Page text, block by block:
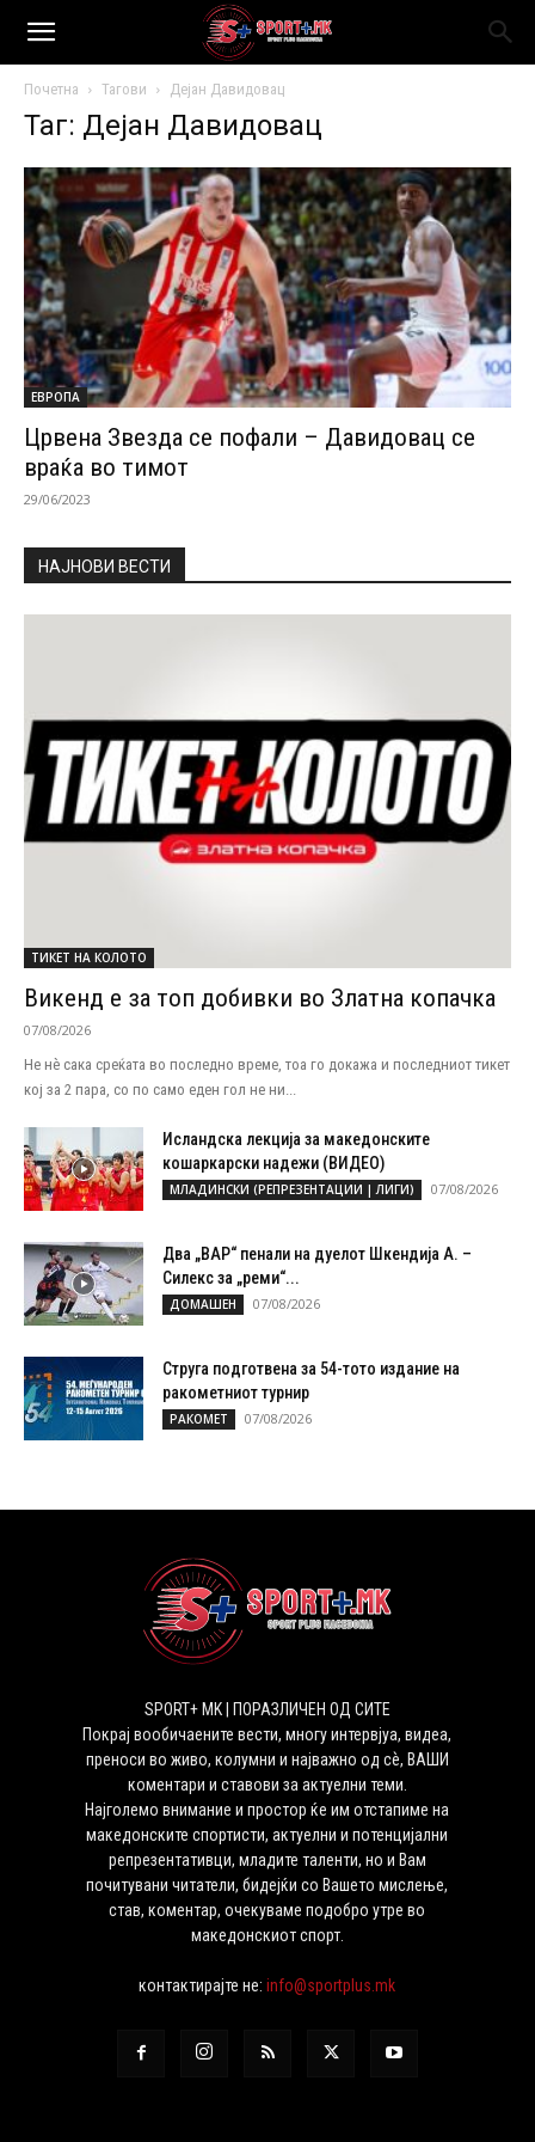
Почетна Тагови Дејан Давидовац
Таг: Дејан Давидовац
ЕВРОПА
Црвена Звезда се пофали – Давидовац се
враќа во тимот
29/06/2023
НАЈНОВИ ВЕСТИ
ТИКЕТ НА КОЛОТО
Викенд е за топ добивки во Златна копачка
07/08/2026
Не нѐ сака среќата во последно време, тоа го докажа и последниот тикет
кој за 2 пара, со по само еден гол не ни...
Исландска лекција за македонските
кошаркарски надежи (ВИДЕО)
МЛАДИНСКИ (РЕПРЕЗЕНТАЦИИ | ЛИГИ) 07/08/2026
Два „ВАР“ пенали на дуелот Шкендија А. –
Силекс за „реми“...
ДОМАШЕН 07/08/2026
Струга подготвена за 54-тото издание на
ракометниот турнир
РАКОМЕТ 07/08/2026
SPORT+ MK | ПОРАЗЛИЧЕН ОД СИТЕ
Покрај вообичаените вести, многу интервјуа, видеа,
преноси во живо, колумни и најважно од сѐ, ВАШИ
коментари и ставови за актуелни теми.
Најголемо внимание и простор ќе им отстапиме на
македонските спортисти, актуелни и потенцијални
репрезентативци, младите таленти, но и Вам
почитувани читатели, бидејќи со Вашето мислење,
став, коментар, очекуваме подобро утре во
македонскиот спорт.
контактирајте не:info@sportplus.mk